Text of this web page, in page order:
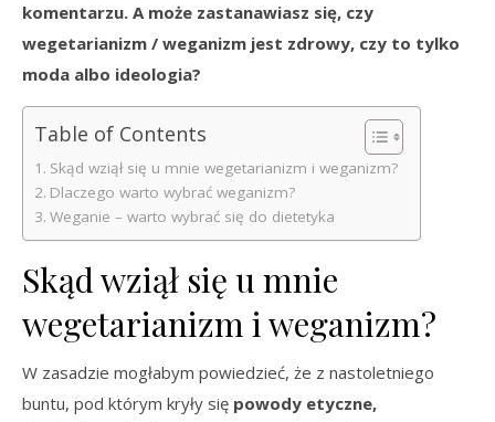
komentarzu. A może zastanawiasz się, czy
wegetarianizm / weganizm jest zdrowy, czy to tylko
moda albo ideologia?
Table of Contents
Skąd wziął się u mnie wegetarianizm i weganizm?
Dlaczego warto wybrać weganizm?
Weganie – warto wybrać się do dietetyka
Skąd wziął się u mnie
wegetarianizm i weganizm?
W zasadzie mogłabym powiedzieć, że z nastoletniego
buntu, pod którym kryły się powody etyczne,